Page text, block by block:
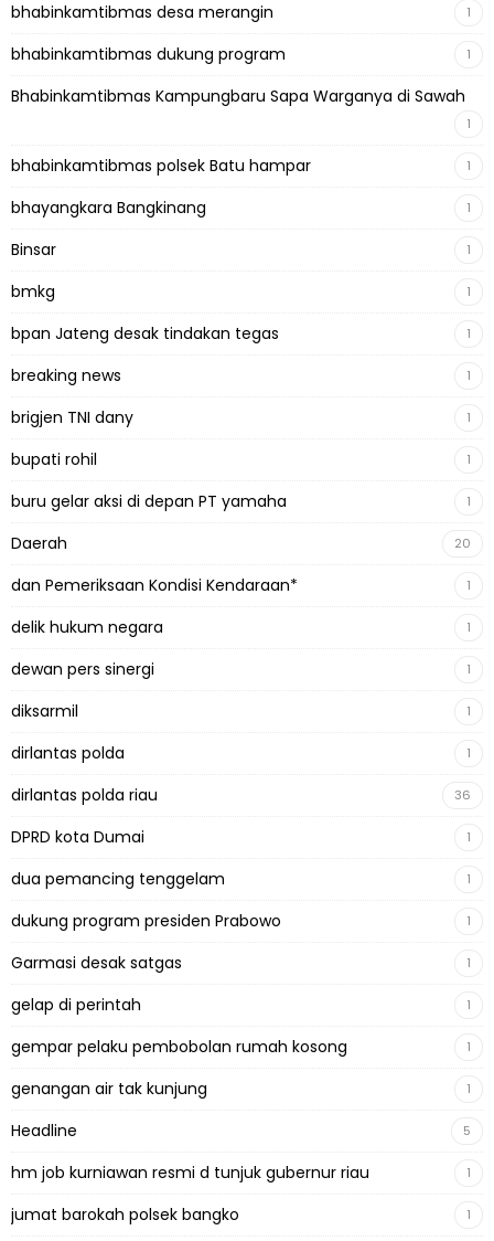
bhabinkamtibmas desa merangin 1
bhabinkamtibmas dukung program 1
Bhabinkamtibmas Kampungbaru Sapa Warganya di Sawah
1
bhabinkamtibmas polsek Batu hampar 1
bhayangkara Bangkinang 1
Binsar 1
bmkg 1
bpan Jateng desak tindakan tegas 1
breaking news 1
brigjen TNI dany 1
bupati rohil 1
buru gelar aksi di depan PT yamaha 1
Daerah 20
dan Pemeriksaan Kondisi Kendaraan* 1
delik hukum negara 1
dewan pers sinergi 1
diksarmil 1
dirlantas polda 1
dirlantas polda riau 36
DPRD kota Dumai 1
dua pemancing tenggelam 1
dukung program presiden Prabowo 1
Garmasi desak satgas 1
gelap di perintah 1
gempar pelaku pembobolan rumah kosong 1
genangan air tak kunjung 1
Headline 5
hm job kurniawan resmi d tunjuk gubernur riau 1
jumat barokah polsek bangko 1